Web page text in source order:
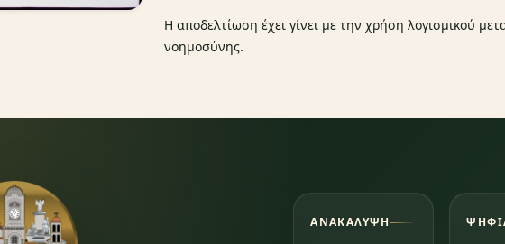
Η αποδελτίωση έχει γίνει με την χρήση λογισμικού
νοημοσύνης.
ΑΝΑΚΆΛΥΨΗ